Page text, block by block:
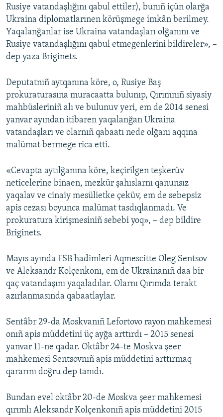
Rusiye vatandaşlığını qabul ettiler), bunıñ içün olarğa
Ukraina diplomatlarınen körüşmege imkân berilmey.
Yaqalanğanlar ise Ukraina vatandaşları olğanını ve
Rusiye vatandaşlığını qabul etmegenlerini bildireler», –
dep yaza Briginets.
Deputatnıñ aytqanına köre, o, Rusiye Baş
prokuraturasına muracaatta bulunıp, Qırımnıñ siyasiy
mahbüsleriniñ alı ve bulunuv yeri, em de 2014 senesi
yanvar ayından itibaren yaqalanğan Ukraina
vatandaşları ve olarnıñ qabaatı nede olğanı aqqına
malümat bermege rica etti.
«Cevapta aytılğanına köre, keçirilgen teşkerüv
neticelerine binaen, mezkür şahıslarnı qanunsız
yaqalav ve cinaiy mesülietke çeküv, em de sebepsiz
apis cezası boyunca malümat tasdıqlanmadı. Ve
prokuratura kirişmesiniñ sebebi yoq», – dep bildire
Briginets.
Mayıs ayında FSB hadimleri Aqmescitte Oleg Sentsov
ve Aleksandr Kolçenkonı, em de Ukrainanıñ daa bir
qaç vatandaşını yaqaladılar. Olarnı Qırımda terakt
azırlanmasında qabaatlaylar.
Sentâbr 29-da Moskvanıñ Lefortovo rayon mahkemesi
onıñ apis müddetini üç ayğa arttırdı – 2015 senesi
yanvar 11-ne qadar. Oktâbr 24-te Moskva şeer
mahkemesi Sentsovnıñ apis müddetini arttırmaq
qararını doğru dep tanıdı.
Bundan evel oktâbr 20-de Moskva şeer mahkemesi
qırımlı Aleksandr Kolçenkonıñ apis müddetini 2015